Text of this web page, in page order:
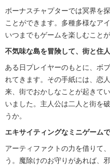
ボーナスチャプターでは冥界を
ことができます。多種多様なア
いつまでもゲームを楽しむことが
不気味な島を冒険して、街と住
ある日プレイヤーのもとに、ボ
れてきます。その手紙には、恋
来、街でおかしなことが起きて
いました。主人公は二人と街を
うか。
エキサイティングなミニゲーム
アーティファクトの力を借りて
う。魔除けのお守りがあれば、